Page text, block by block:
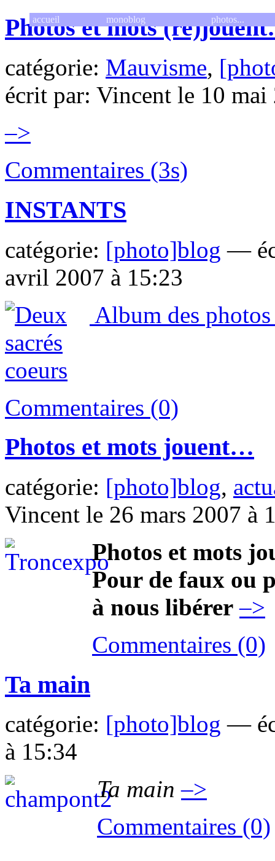
accueil monoblog photos...
Photos et mots
catégorie: Mauvisme,
écrit par: Vincent le 10 mai
–>
Commentaires (3s)
INSTANTS
catégorie: [photo]blog —
avril 2007 à 15:23
Album des
Commentaires (0)
Photos et mots jouent…
catégorie: [photo]blog,
Vincent le 26 mars 2007 à
Photos et mots
Pour de faux ou
à nous libérer –>
Commentaires (0)
Ta main
catégorie: [photo]blog —
à 15:34
Ta main –>
Commentaires (0)